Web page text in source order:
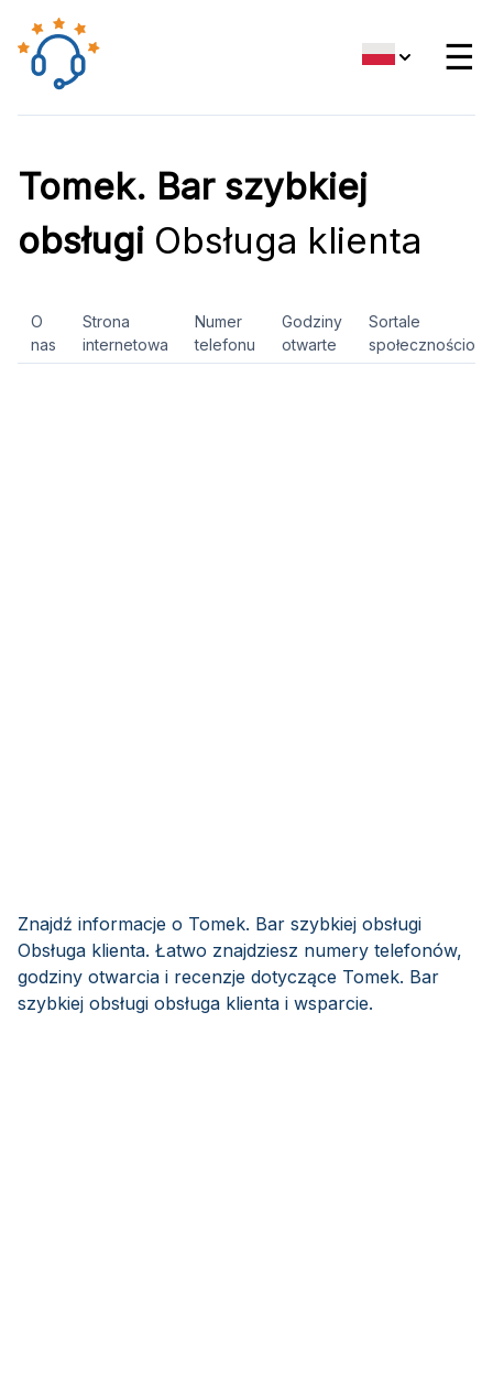
☰
Tomek. Bar szybkiej
obsługi Obsługa klienta
O
nas
Strona
internetowa
Numer
telefonu
Godziny
otwarte
Sortale
Znajdź informacje o Tomek. Bar szybkiej obsługi
Obsługa klienta. Łatwo znajdziesz numery telefonów,
godziny otwarcia i recenzje dotyczące Tomek. Bar
szybkiej obsługi obsługa klienta i wsparcie.